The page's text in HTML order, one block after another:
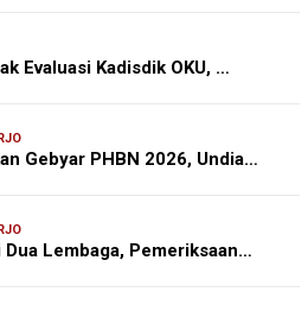
Evaluasi Kadisdik OKU, …
Gebyar PHBN 2026, Undia…
Dua Lembaga, Pemeriksaan…